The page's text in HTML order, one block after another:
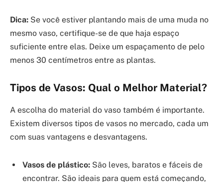
Dica: Se você estiver plantando mais de uma muda no
mesmo vaso, certifique-se de que haja espaço
suficiente entre elas. Deixe um espaçamento de pelo
menos 30 centímetros entre as plantas.
Tipos de Vasos: Qual o Melhor Material?
A escolha do material do vaso também é importante.
Existem diversos tipos de vasos no mercado, cada um
com suas vantagens e desvantagens.
Vasos de plástico: São leves, baratos e fáceis de
encontrar. São ideais para quem está começando,